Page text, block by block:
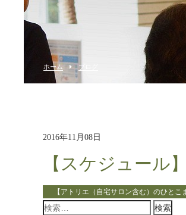
ホーム ブログ
2016年11月08日
【スケジュール
【アトリエ（自宅サロン含む）のひとこ
検